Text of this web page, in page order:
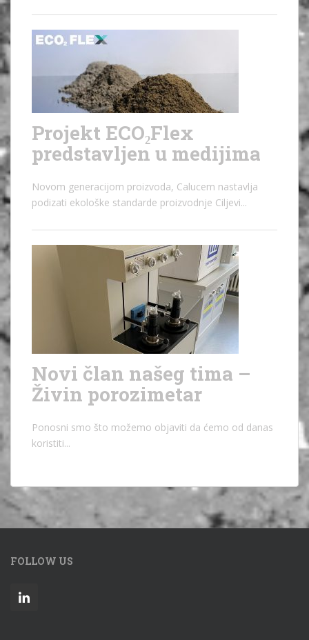
Projekt ECO₂Flex
predstavljen u medijima
Novom generacijom proizvoda, Calucem nastavlja
podizati ekološke standarde proizvodnje Ciljevi...
Novi član našeg tima –
Živin porozimetar
Ponosni smo što možemo objaviti da ćemo od danas
koristiti...
FOLLOW US